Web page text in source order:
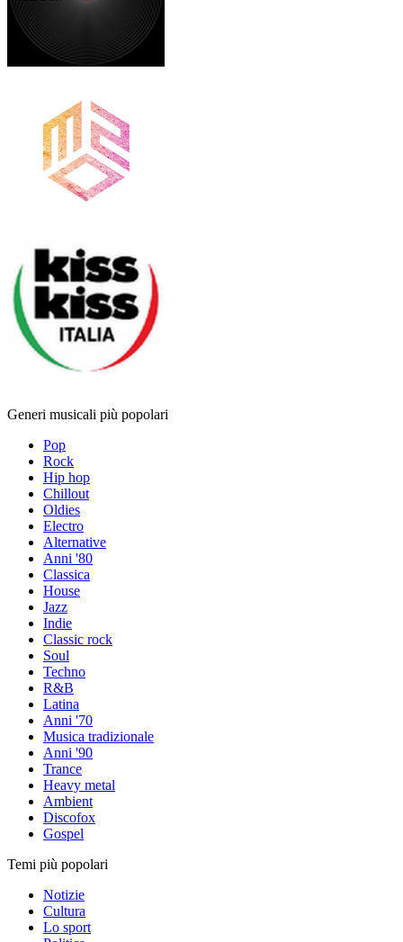
Generi musicali più popolari
Pop
Rock
Hip hop
Chillout
Oldies
Electro
Alternative
Anni '80
Classica
House
Jazz
Indie
Classic rock
Soul
Techno
R&B
Latina
Anni '70
Musica tradizionale
Anni '90
Trance
Heavy metal
Ambient
Discofox
Gospel
Temi più popolari
Notizie
Cultura
Lo sport